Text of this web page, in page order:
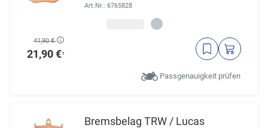
Art.Nr.: 6765828
41,90 €
21,90 €¹
Passgenauigkeit prüfen
Bremsbelag TRW / Lucas